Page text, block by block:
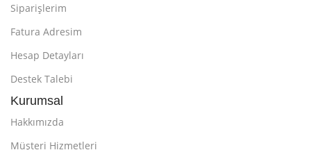
Siparişlerim
Fatura Adresim
Hesap Detayları
Destek Talebi
Kurumsal
Hakkımızda
Müşteri Hizmetleri